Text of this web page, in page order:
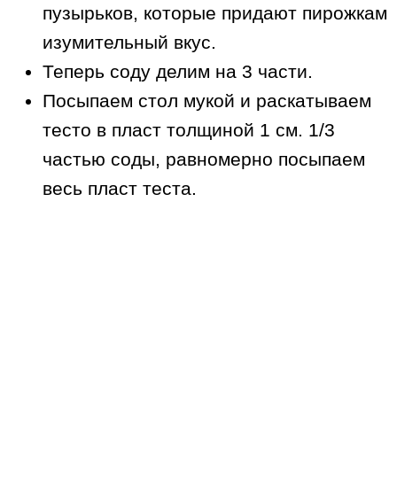
пузырьков, которые придают пирожкам
изумительный вкус.
Теперь соду делим на 3 части.
Посыпаем стол мукой и раскатываем
тесто в пласт толщиной 1 см. 1/3
частью соды, равномерно посыпаем
весь пласт теста.